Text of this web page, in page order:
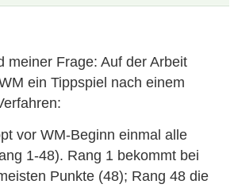
meiner Frage: Auf der Arbeit
ein Tippspiel nach einem
vor WM-Beginn einmal alle
1-48). Rang 1 bekommt bei
Punkte (48); Rang 48 die